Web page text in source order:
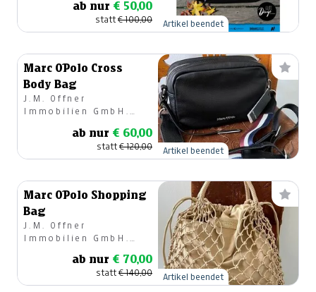
ab nur € 50,00
statt€ 100,00 Artikel beendet
Marc O´Polo Cross
Body Bag
J.M. Offner
Immobilien GmbH.
ab nur € 60,00
statt€ 120,00 Artikel beendet
Marc O´Polo Shopping
Bag
J.M. Offner
Immobilien GmbH.
ab nur € 70,00
statt€ 140,00 Artikel beendet